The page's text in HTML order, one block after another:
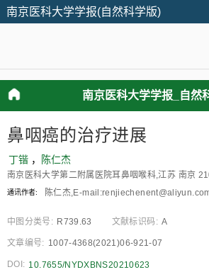
南京医科大学学报(自然科学版)
南京医科大学学报_自然
鼻咽癌的治疗进展
丁锴 ， 陈仁杰
南京医科大学第二附属医院耳鼻咽喉科,江苏 南京
通讯作者: 陈仁杰
中图分类号: R739.63 文献标识码: A
文章编号: 1007-4368(2021)06-921-07
DOI: 10.7655/NYDXBNS20210623